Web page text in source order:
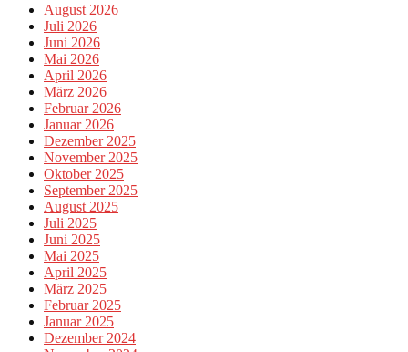
August 2026
Juli 2026
Juni 2026
Mai 2026
April 2026
März 2026
Februar 2026
Januar 2026
Dezember 2025
November 2025
Oktober 2025
September 2025
August 2025
Juli 2025
Juni 2025
Mai 2025
April 2025
März 2025
Februar 2025
Januar 2025
Dezember 2024